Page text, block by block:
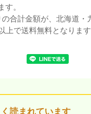
す。
の合計金額が、北海道・
上で送料無料となります
読まれています